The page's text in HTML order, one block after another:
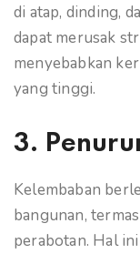
di atap, dinding,
dapat merusak
menyebabkan
yang tinggi.
3.
Kelembaban
bangunan,
perabotan. Hal